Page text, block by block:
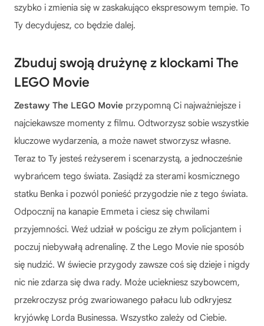
szybko i zmienia się w zaskakująco ekspresowym tempie. To
Ty decydujesz, co będzie dalej.
Zbuduj swoją drużynę z klockami The
LEGO Movie
Zestawy The LEGO Movie przypomną Ci najważniejsze i
najciekawsze momenty z filmu. Odtworzysz sobie wszystkie
kluczowe wydarzenia, a może nawet stworzysz własne.
Teraz to Ty jesteś reżyserem i scenarzystą, a jednocześnie
wybrańcem tego świata. Zasiądź za sterami kosmicznego
statku Benka i pozwól ponieść przygodzie nie z tego świata.
Odpocznij na kanapie Emmeta i ciesz się chwilami
przyjemności. Weź udział w pościgu ze złym policjantem i
poczuj niebywałą adrenalinę. Z the Lego Movie nie sposób
się nudzić. W świecie przygody zawsze coś się dzieje i nigdy
nic nie zdarza się dwa rady. Może uciekniesz szybowcem,
przekroczysz próg zwariowanego pałacu lub odkryjesz
kryjówkę Lorda Businessa. Wszystko zależy od Ciebie.